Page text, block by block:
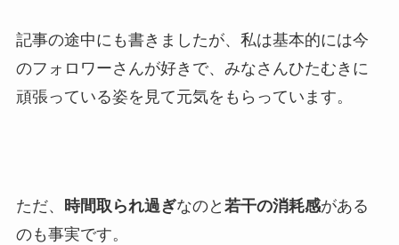
記事の途中にも書きましたが、私は基本的には今
のフォロワーさんが好きで、みなさんひたむきに
頑張っている姿を見て元気をもらっています。
ただ、 時間取られ過ぎなのと 若干の消耗感がある
のも事実です。